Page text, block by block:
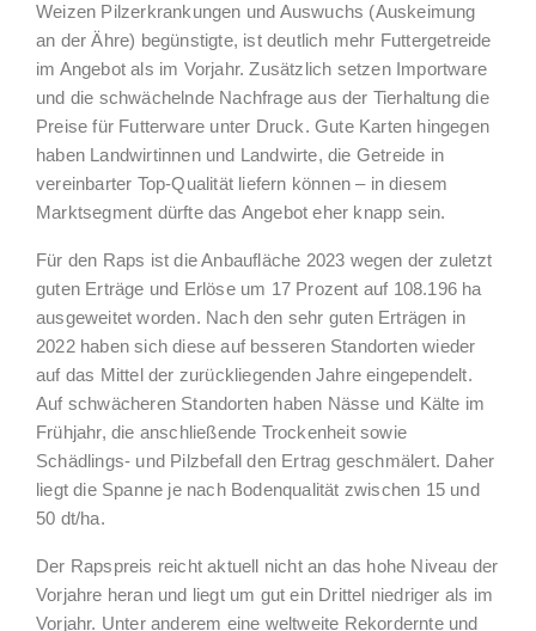
Weizen Pilzerkrankungen und Auswuchs (Auskeimung
an der Ähre) begünstigte, ist deutlich mehr Futtergetreide
im Angebot als im Vorjahr. Zusätzlich setzen Importware
und die schwächelnde Nachfrage aus der Tierhaltung die
Preise für Futterware unter Druck. Gute Karten hingegen
haben Landwirtinnen und Landwirte, die Getreide in
vereinbarter Top-Qualität liefern können – in diesem
Marktsegment dürfte das Angebot eher knapp sein.
Für den Raps ist die Anbaufläche 2023 wegen der zuletzt
guten Erträge und Erlöse um 17 Prozent auf 108.196 ha
ausgeweitet worden. Nach den sehr guten Erträgen in
2022 haben sich diese auf besseren Standorten wieder
auf das Mittel der zurückliegenden Jahre eingependelt.
Auf schwächeren Standorten haben Nässe und Kälte im
Frühjahr, die anschließende Trockenheit sowie
Schädlings- und Pilzbefall den Ertrag geschmälert. Daher
liegt die Spanne je nach Bodenqualität zwischen 15 und
50 dt/ha.
Der Rapspreis reicht aktuell nicht an das hohe Niveau der
Vorjahre heran und liegt um gut ein Drittel niedriger als im
Vorjahr. Unter anderem eine weltweite Rekordernte und